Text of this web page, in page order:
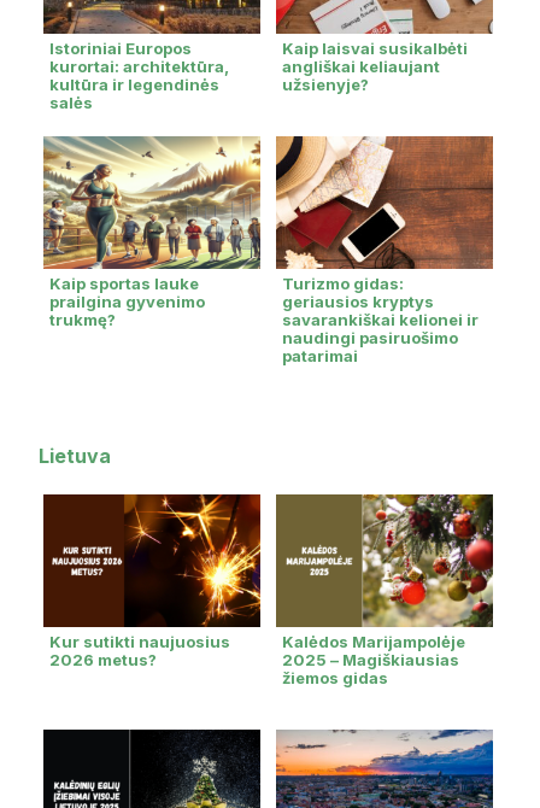
Istoriniai Europos
kurortai: architektūra,
kultūra ir legendinės
salės
Kaip laisvai susikalbėti
angliškai keliaujant
užsienyje?
Kaip sportas lauke
prailgina gyvenimo
trukmę?
Turizmo gidas:
geriausios kryptys
savarankiškai kelionei ir
naudingi pasiruošimo
patarimai
Lietuva
Kur sutikti naujuosius
2026 metus?
Kalėdos Marijampolėje
2025 – Magiškiausias
žiemos gidas